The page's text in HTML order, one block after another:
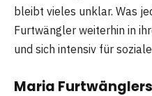
bleibt vieles unklar. Was
Furtwängler weiterhin in
und sich intensiv für
Maria